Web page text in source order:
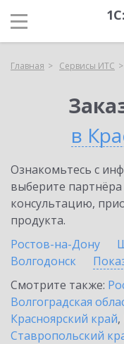
Главная Сервисы ИТС
в
Ознакомьтесь с
выберите
консультацию,
продукта.
Ростов-на-Дону
Волгодонск
Смотрите также:
Волгоградская
Красноярский край,
Ставропольский